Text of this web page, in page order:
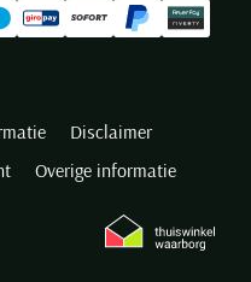
Disclaimer
Overige informatie